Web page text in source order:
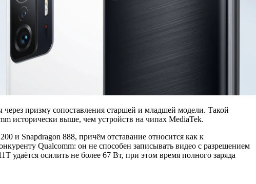
призму сопоставления старшей и младшей модели. Такой
исторически выше, чем устройств на чипах MediaTek.
и Snapdragon 888, причём отставание относится как к
Qualcomm: он не способен записывать видео с разрешением
удаётся осилить не более 67 Вт, при этом время полного заряда